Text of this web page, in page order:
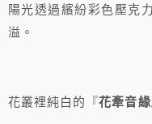
陽光透過繽紛彩色壓克
溢。
花叢裡純白的『花牽音緣